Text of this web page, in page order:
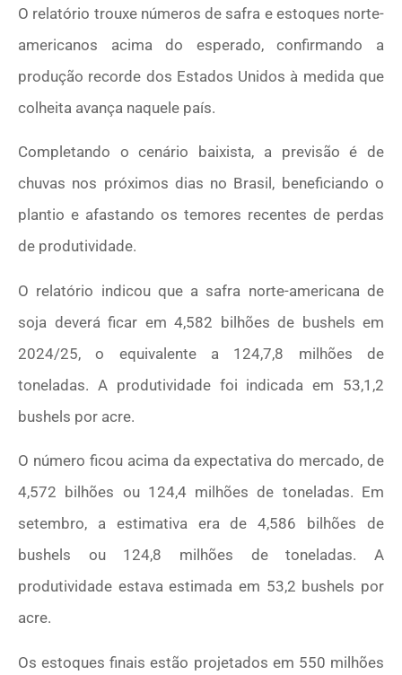
O relatório trouxe números de safra e estoques norte-
americanos acima do esperado, confirmando a
produção recorde dos Estados Unidos à medida que
colheita avança naquele país.
Completando o cenário baixista, a previsão é de
chuvas nos próximos dias no Brasil, beneficiando o
plantio e afastando os temores recentes de perdas
de produtividade.
O relatório indicou que a safra norte-americana de
soja deverá ficar em 4,582 bilhões de bushels em
2024/25, o equivalente a 124,7,8 milhões de
toneladas. A produtividade foi indicada em 53,1,2
bushels por acre.
O número ficou acima da expectativa do mercado, de
4,572 bilhões ou 124,4 milhões de toneladas. Em
setembro, a estimativa era de 4,586 bilhões de
bushels ou 124,8 milhões de toneladas. A
produtividade estava estimada em 53,2 bushels por
acre.
Os estoques finais estão projetados em 550 milhões